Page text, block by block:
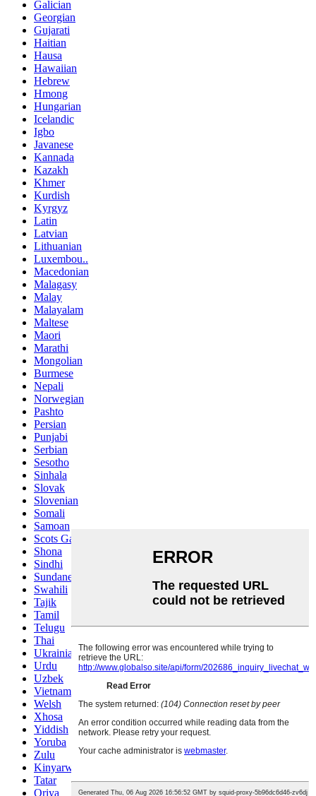
Galician
Georgian
Gujarati
Haitian
Hausa
Hawaiian
Hebrew
Hmong
Hungarian
Icelandic
Igbo
Javanese
Kannada
Kazakh
Khmer
Kurdish
Kyrgyz
Latin
Latvian
Lithuanian
Luxembou..
Macedonian
Malagasy
Malay
Malayalam
Maltese
Maori
Marathi
Mongolian
Burmese
Nepali
Norwegian
Pashto
Persian
Punjabi
Serbian
Sesotho
Sinhala
Slovak
Slovenian
Somali
Samoan
Scots Gaelic
Shona
Sindhi
Sundanese
Swahili
Tajik
Tamil
Telugu
Thai
Ukrainian
Urdu
Uzbek
Vietnamese
Welsh
Xhosa
Yiddish
Yoruba
Zulu
Kinyarwanda
Tatar
Oriya